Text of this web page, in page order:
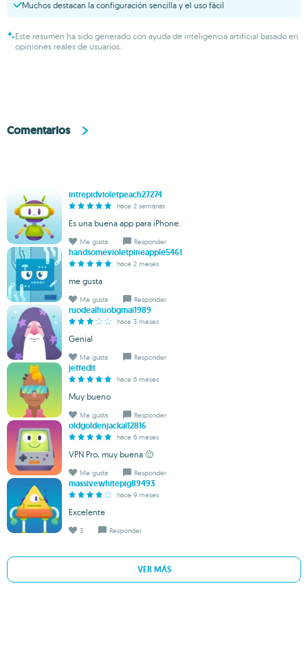
Muchos destacan la configuración sencilla y el uso fácil
Este resumen ha sido generado con ayuda de inteligencia artificial basado en
opiniones reales de usuarios.
Comentarios
intrepidvioletpeach27274
hace 2 semanas
Es una buena app para iPhone.
Me gusta Responder
handsomevioletpineapple5461
hace 2 meses
me gusta
Me gusta Responder
ruodealhuobgmai1989
hace 3 meses
Genial
Me gusta Responder
jeffedit
hace 6 meses
Muy bueno
Me gusta Responder
oldgoldenjackal12816
hace 6 meses
VPN Pro, muy buena 🙂
Me gusta Responder
massivewhitepig89493
hace 9 meses
Excelente
3 Responder
VER MÁS